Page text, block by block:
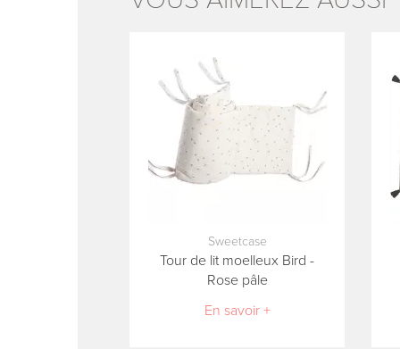
Sweetcase
Tour de lit moelleux Bird -
Rose pâle
En savoir +